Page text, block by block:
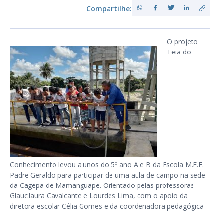
Compartilhe:
O projeto
Teia do
Conhecimento levou alunos do 5º ano A e B da Escola M.E.F.
Padre Geraldo para participar de uma aula de campo na sede
da Cagepa de Mamanguape. Orientado pelas professoras
Glaucilaura Cavalcante e Lourdes Lima, com o apoio da
diretora escolar Célia Gomes e da coordenadora pedagógica